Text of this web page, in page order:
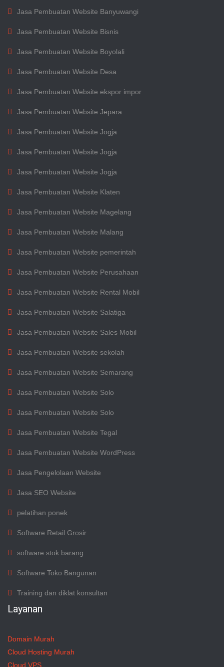
Jasa Pembuatan Website Banyuwangi
Jasa Pembuatan Website Bisnis
Jasa Pembuatan Website Boyolali
Jasa Pembuatan Website Desa
Jasa Pembuatan Website ekspor impor
Jasa Pembuatan Website Jepara
Jasa Pembuatan Website Jogja
Jasa Pembuatan Website Jogja
Jasa Pembuatan Website Jogja
Jasa Pembuatan Website Klaten
Jasa Pembuatan Website Magelang
Jasa Pembuatan Website Malang
Jasa Pembuatan Website pemerintah
Jasa Pembuatan Website Perusahaan
Jasa Pembuatan Website Rental Mobil
Jasa Pembuatan Website Salatiga
Jasa Pembuatan Website Sales Mobil
Jasa Pembuatan Website sekolah
Jasa Pembuatan Website Semarang
Jasa Pembuatan Website Solo
Jasa Pembuatan Website Solo
Jasa Pembuatan Website Tegal
Jasa Pembuatan Website WordPress
Jasa Pengelolaan Website
Jasa SEO Website
pelatihan ponek
Software Retail Grosir
software stok barang
Software Toko Bangunan
Training dan diklat konsultan
Layanan
Domain Murah
Cloud Hosting Murah
Cloud VPS